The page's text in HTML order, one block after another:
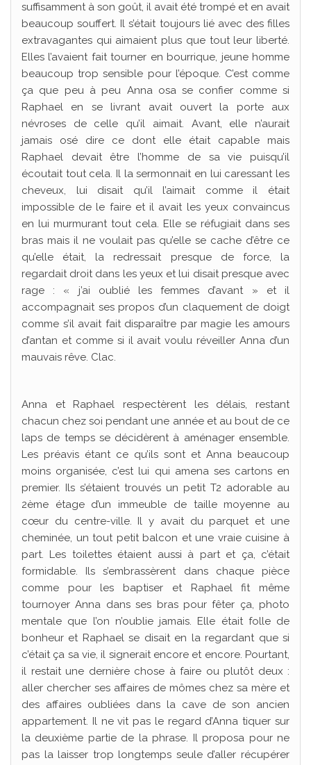
suffisamment à son goût, il avait été trompé et en avait
beaucoup souffert. Il s’était toujours lié avec des filles
extravagantes qui aimaient plus que tout leur liberté.
Elles l’avaient fait tourner en bourrique, jeune homme
beaucoup trop sensible pour l’époque. C’est comme
ça que peu à peu Anna osa se confier comme si
Raphael en se livrant avait ouvert la porte aux
névroses de celle qu’il aimait. Avant, elle n’aurait
jamais osé dire ce dont elle était capable mais
Raphael devait être l’homme de sa vie puisqu’il
écoutait tout cela. Il la sermonnait en lui caressant les
cheveux, lui disait qu’il l’aimait comme il était
impossible de le faire et il avait les yeux convaincus
en lui murmurant tout cela. Elle se réfugiait dans ses
bras mais il ne voulait pas qu’elle se cache d’être ce
qu’elle était, la redressait presque de force, la
regardait droit dans les yeux et lui disait presque avec
rage : « j’ai oublié les femmes d’avant » et il
accompagnait ses propos d’un claquement de doigt
comme s’il avait fait disparaître par magie les amours
d’antan et comme si il avait voulu réveiller Anna d’un
mauvais rêve. Clac.
Anna et Raphael respectèrent les délais, restant
chacun chez soi pendant une année et au bout de ce
laps de temps se décidèrent à aménager ensemble.
Les préavis étant ce qu’ils sont et Anna beaucoup
moins organisée, c’est lui qui amena ses cartons en
premier. Ils s’étaient trouvés un petit T2 adorable au
2ème étage d’un immeuble de taille moyenne au
cœur du centre-ville. Il y avait du parquet et une
cheminée, un tout petit balcon et une vraie cuisine à
part. Les toilettes étaient aussi à part et ça, c’était
formidable. Ils s’embrassèrent dans chaque pièce
comme pour les baptiser et Raphael fit même
tournoyer Anna dans ses bras pour fêter ça, photo
mentale que l’on n’oublie jamais. Elle était folle de
bonheur et Raphael se disait en la regardant que si
c’était ça sa vie, il signerait encore et encore. Pourtant,
il restait une dernière chose à faire ou plutôt deux :
aller chercher ses affaires de mômes chez sa mère et
des affaires oubliées dans la cave de son ancien
appartement. Il ne vit pas le regard d’Anna tiquer sur
la deuxième partie de la phrase. Il proposa pour ne
pas la laisser trop longtemps seule d’aller récupérer